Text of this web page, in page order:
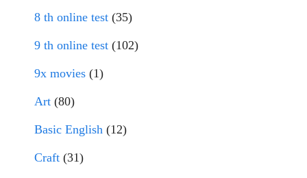
8 th online test (35)
9 th online test (102)
9x movies (1)
Art (80)
Basic English (12)
Craft (31)